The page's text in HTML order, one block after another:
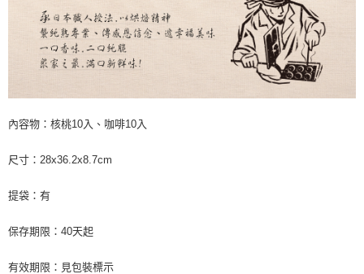
內容物：核桃10入、咖啡10入
尺寸：28x36.2x8.7cm
提袋：有
保存期限：40天起
有效期限：見包裝標示